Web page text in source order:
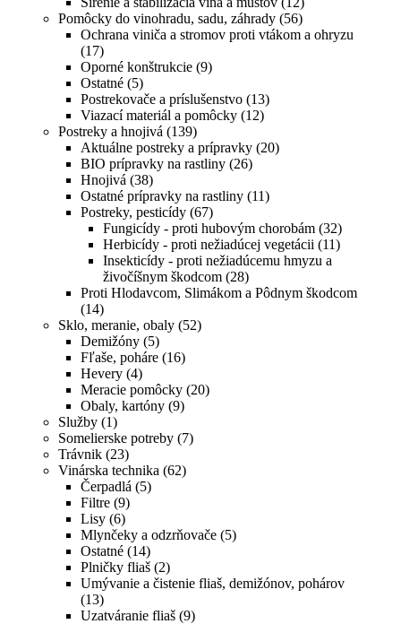
Pomôcky do vinohradu, sadu, záhrady (56)
Ochrana viniča a stromov proti vtákom a ohryzu
(17)
Oporné konštrukcie (9)
Ostatné (5)
Postrekovače a príslušenstvo (13)
Viazací materiál a pomôcky (12)
Postreky a hnojivá (139)
Aktuálne postreky a prípravky (20)
BIO prípravky na rastliny (26)
Hnojivá (38)
Ostatné prípravky na rastliny (11)
Postreky, pesticídy (67)
Fungicídy - proti hubovým chorobám (32)
Herbicídy - proti nežiadúcej vegetácii (11)
Insekticídy - proti nežiadúcemu hmyzu a
živočíšnym škodcom (28)
Proti Hlodavcom, Slimákom a Pôdnym škodcom
(14)
Sklo, meranie, obaly (52)
Demižóny (5)
Fľaše, poháre (16)
Hevery (4)
Meracie pomôcky (20)
Obaly, kartóny (9)
Služby (1)
Somelierske potreby (7)
Trávnik (23)
Vinárska technika (62)
Čerpadlá (5)
Filtre (9)
Lisy (6)
Mlynčeky a odzrňovače (5)
Ostatné (14)
Plničky fliaš (2)
Umývanie a čistenie fliaš, demižónov, pohárov
(13)
Uzatváranie fliaš (9)